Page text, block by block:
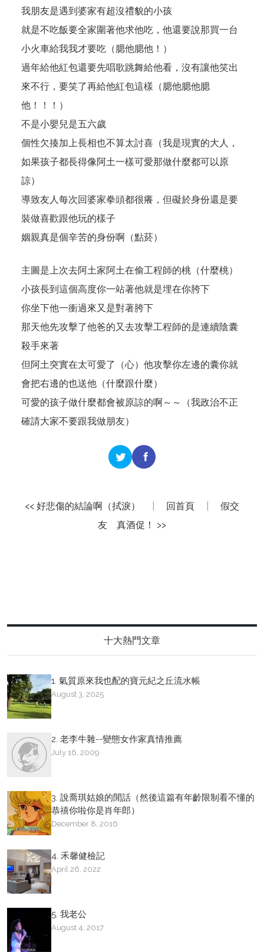
我朋友是遇到婆家有超沒禮貌的小孩
就是不吃飯要全家圍著他求他吃，他還要說那買一台
小火車給我我才要吃（腮他腮他！）
過年給他紅包還要先唱歌跳舞給他看，沒有讓他笑出
來不行，要笑了再給他紅包這樣（腮他腮他腮
他！！！）
不是小嬰兒是五六歲
個性欠揍加上長相也不算太討喜（我是現實的大人，
如果孩子都長得像阿土一樣可愛那做什麼都可以原
諒）
導致友人每次回婆家拳頭都很癢，但礙於身份還是要
裝做喜歡跟他玩的樣子
姻親真是個辛苦的身份啊（點菸）
主圖是上次去阿土家阿土在偷工程師的桃（什麼桃）
小孩長到這個高度你一站著他就是埋在你胯下
你坐下他一衝過來又是對著胯下
那天他先攻擊了他爸的又去攻擊工程師的是連續陰囊
殺手來著
但阿土突實在太可愛了（心）他攻擊你左邊的囊你就
會把右邊的也送他（什麼跟什麼）
可愛的孩子做什麼都會被原諒的啊～～（我政治不正
確請大家不要跟我做朋友）
<< 好悲傷的結論啊（拭淚） 回首頁
假交
友 真酒促！ >>
十大熱門文章
1. 氣質原來我也配的寶元紀之丘流水帳
August 3, 2025
2. 老李牛雜--變態女作家真情推薦
July 16, 2009
3. 說喬琪姑娘的閒話（然後這篇有年齡限制看不懂的
恭禧你啦你是肖年郎）
December 8, 2016
4. 禾馨健檢記
April 26, 2022
5. 我老公
August 4, 2017